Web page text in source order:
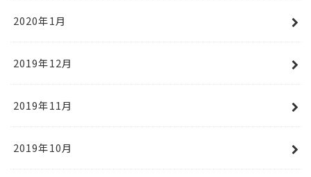
2020年1月
2019年12月
2019年11月
2019年10月